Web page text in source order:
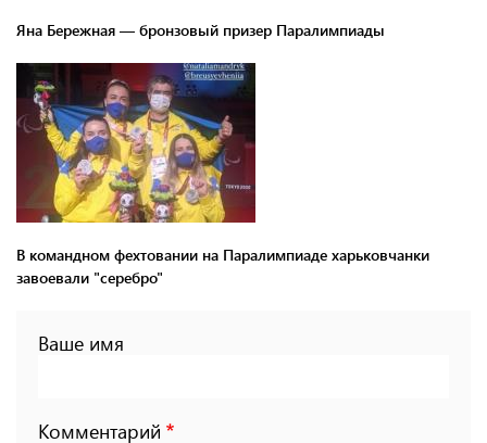
Яна Бережная — бронзовый призер Паралимпиады
В командном фехтовании на Паралимпиаде харьковчанки
завоевали "серебро"
Ваше имя
Комментарий